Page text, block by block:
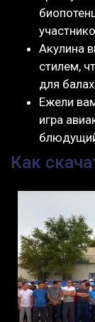
Акулина
стилем,
для
Ежели
игра
Как